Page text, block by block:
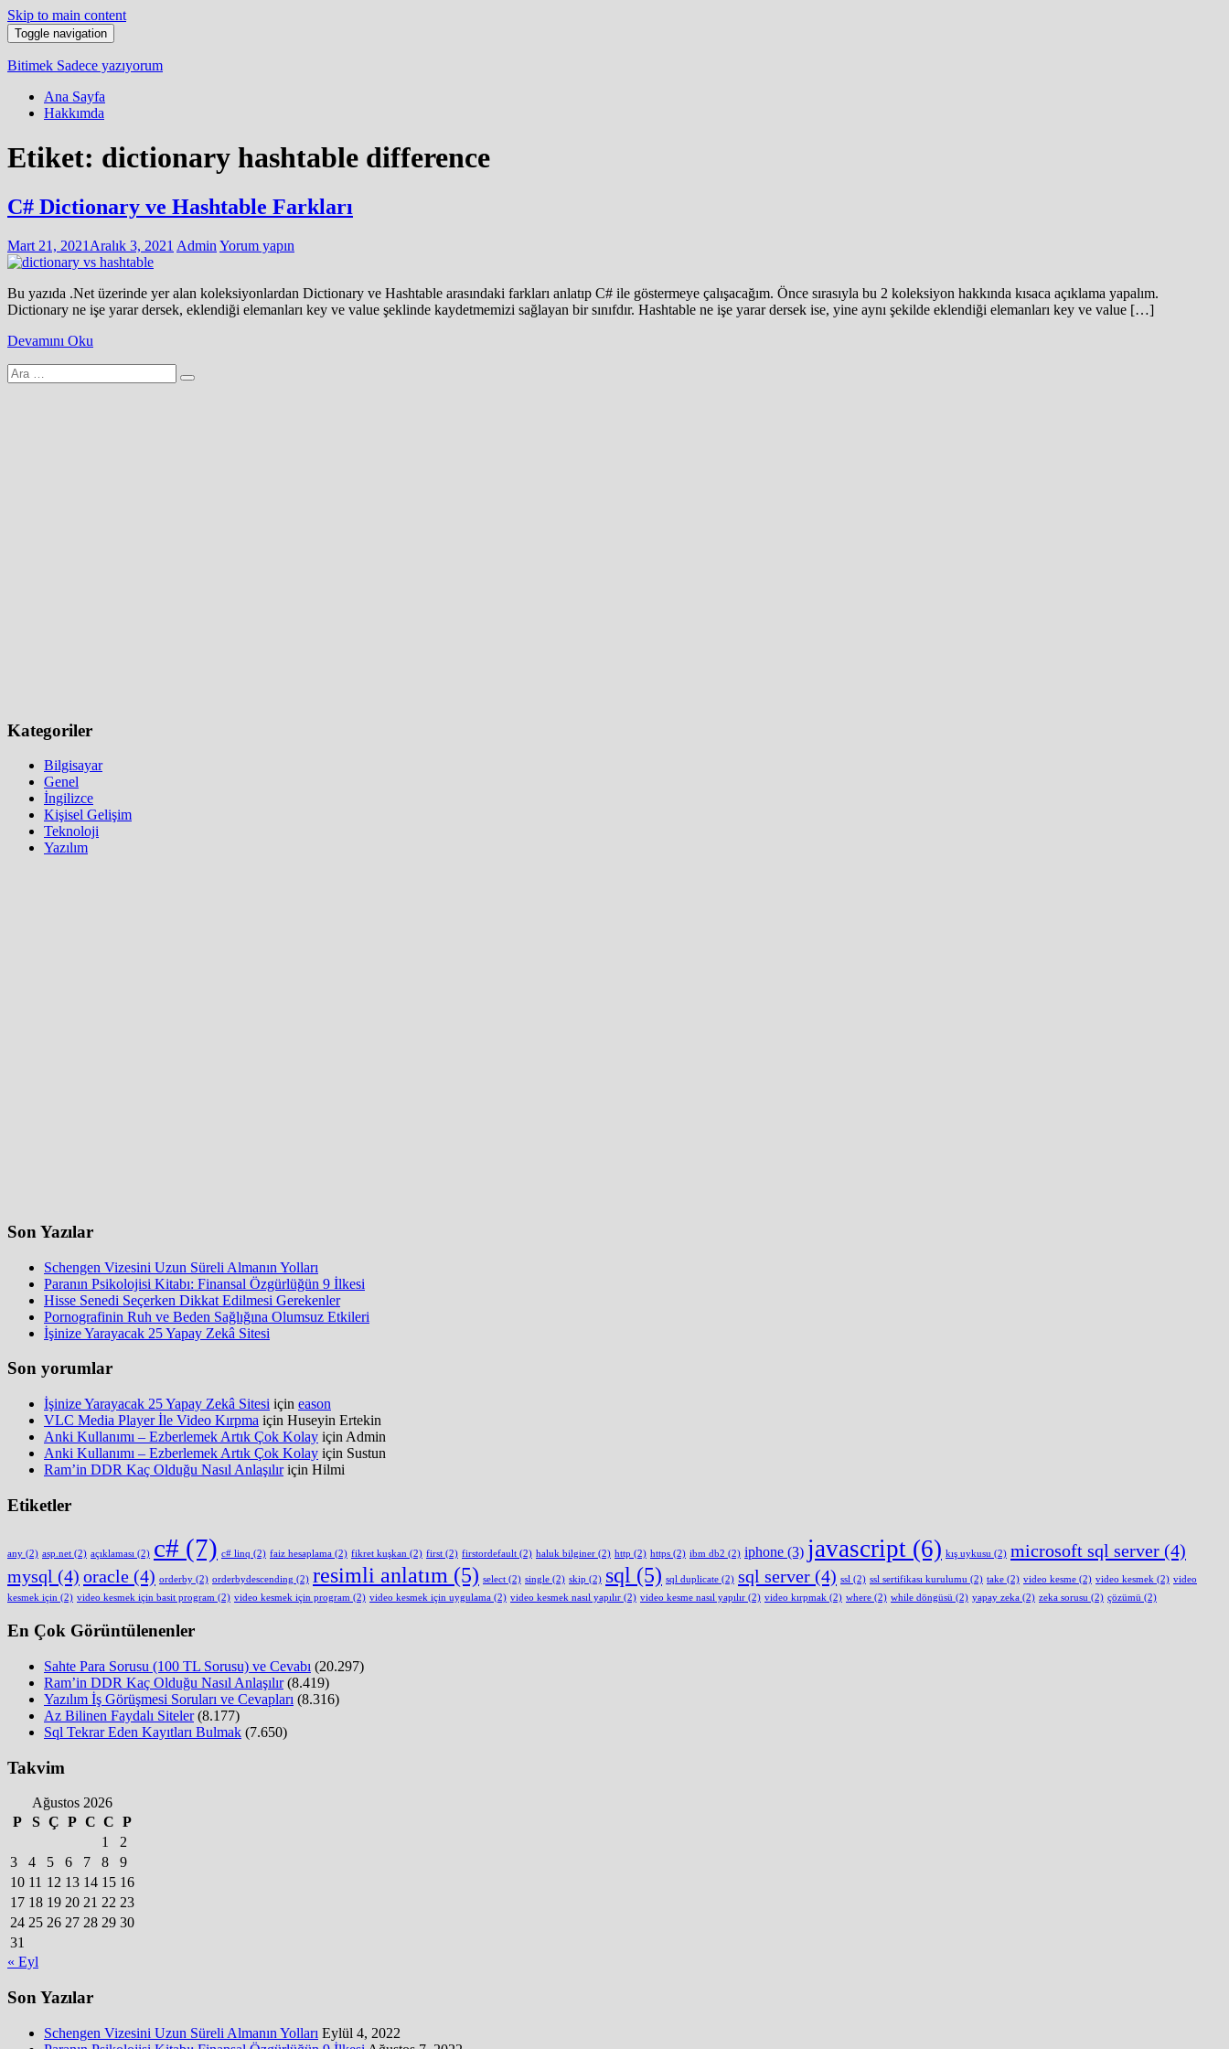
Skip to main content
Toggle navigation
Bitimek Sadece yazıyorum
Ana Sayfa
Hakkımda
Etiket: dictionary hashtable difference
C# Dictionary ve Hashtable Farkları
Mart 21, 2021 Aralık 3, 2021 Admin Yorum yapın
Bu yazıda .Net üzerinde yer alan koleksiyonlardan Dictionary ve Hashtable arasındaki farkları anlatıp C# ile göstermeye çalışacağım. Önce sırasıyla bu 2 koleksiyon hakkında kısaca açıklama yapalım.
Dictionary ne işe yarar dersek, eklendiği elemanları key ve value şeklinde kaydetmemizi sağlayan bir sınıfdır. Hashtable ne işe yarar dersek ise, yine aynı şekilde eklendiği elemanları key ve value […]
Devamını Oku
Arama
yap:
Kategoriler
Bilgisayar
Genel
İngilizce
Kişisel Gelişim
Teknoloji
Yazılım
Son Yazılar
Schengen Vizesini Uzun Süreli Almanın Yolları
Paranın Psikolojisi Kitabı: Finansal Özgürlüğün 9 İlkesi
Hisse Senedi Seçerken Dikkat Edilmesi Gerekenler
Pornografinin Ruh ve Beden Sağlığına Olumsuz Etkileri
İşinize Yarayacak 25 Yapay Zekâ Sitesi
Son yorumlar
İşinize Yarayacak 25 Yapay Zekâ Sitesi için eason
VLC Media Player İle Video Kırpma için Huseyin Ertekin
Anki Kullanımı – Ezberlemek Artık Çok Kolay için Admin
Anki Kullanımı – Ezberlemek Artık Çok Kolay için Sustun
Ram’in DDR Kaç Olduğu Nasıl Anlaşılıriçin Hilmi
Etiketler
any (2) asp.net (2) açıklaması (2) c# (7) c# linq (2) faiz hesaplama (2) fikret kuşkan (2) first (2) firstordefault (2) haluk bilginer (2) http (2) https (2) ibm db2 (2) iphone (3) javascript (6) kış uykusu (2) microsoft sql server (4)
mysql (4) oracle (4) orderby (2) orderbydescending (2) resimli anlatım (5) select (2) single (2) skip (2) sql (5) sql duplicate (2) sql server (4) ssl (2) ssl sertifikası kurulumu (2) take (2) video kesme (2) video kesmek (2) video
kesmek için (2) video kesmek için basit program (2) video kesmek için program (2) video kesmek için uygulama (2) video kesmek nasıl yapılır (2) video kesme nasıl yapılır (2) video kırpmak (2) where (2) while döngüsü (2) yapay zeka (2) zeka sorusu (2) çözümü (2)
En Çok Görüntülenenler
Sahte Para Sorusu (100 TL Sorusu) ve Cevabı (20.297)
Ram’in DDR Kaç Olduğu Nasıl Anlaşılır (8.419)
Yazılım İş Görüşmesi Soruları ve Cevapları (8.316)
Az Bilinen Faydalı Siteler (8.177)
Sql Tekrar Eden Kayıtları Bulmak (7.650)
Takvim
Ağustos 2026
P
S Ç P C C P
1
2
3
4 5 6 7 8
9
10 11 12 13 14 15 16
17 18 19 20 21 22 23
24 25 26 27 28 29 30
31
« Eyl
Son Yazılar
Schengen Vizesini Uzun Süreli Almanın Yolları Eylül 4, 2022